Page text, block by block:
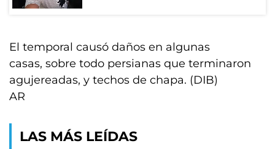
El temporal causó daños en algunas
casas, sobre todo persianas que terminaron
agujereadas, y techos de chapa. (DIB)
AR
LAS MÁS LEÍDAS